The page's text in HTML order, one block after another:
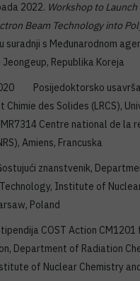
2022. Workshop to
Beam Technology into
suradnji s Međunarodnom
Republika Koreja
Posijedoktorsko
Chimie des Solides (LRCS),
Centre national de la
Amiens, Francuska
znanstvenik,
Institute of
Poland
COST Action CM1201
Department of Radiation
of Nuclear Chemistry